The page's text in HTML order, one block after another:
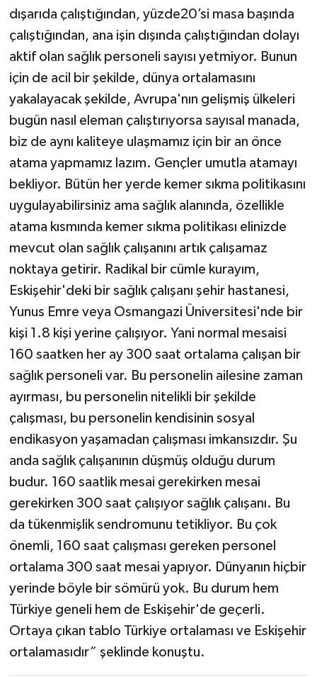
dışarıda çalıştığından, yüzde20’si masa başında
çalıştığından, ana işin dışında çalıştığından dolayı
aktif olan sağlık personeli sayısı yetmiyor. Bunun
için de acil bir şekilde, dünya ortalamasını
yakalayacak şekilde, Avrupa'nın gelişmiş ülkeleri
bugün nasıl eleman çalıştırıyorsa sayısal manada,
biz de aynı kaliteye ulaşmamız için bir an önce
atama yapmamız lazım. Gençler umutla atamayı
bekliyor. Bütün her yerde kemer sıkma politikasını
uygulayabilirsiniz ama sağlık alanında, özellikle
atama kısmında kemer sıkma politikası elinizde
mevcut olan sağlık çalışanını artık çalışamaz
noktaya getirir. Radikal bir cümle kurayım,
Eskişehir'deki bir sağlık çalışanı şehir hastanesi,
Yunus Emre veya Osmangazi Üniversitesi'nde bir
kişi 1.8 kişi yerine çalışıyor. Yani normal mesaisi
160 saatken her ay 300 saat ortalama çalışan bir
sağlık personeli var. Bu personelin ailesine zaman
ayırması, bu personelin nitelikli bir şekilde
çalışması, bu personelin kendisinin sosyal
endikasyon yaşamadan çalışması imkansızdır. Şu
anda sağlık çalışanının düşmüş olduğu durum
budur. 160 saatlik mesai gerekirken mesai
gerekirken 300 saat çalışıyor sağlık çalışanı. Bu
da tükenmişlik sendromunu tetikliyor. Bu çok
önemli, 160 saat çalışması gereken personel
ortalama 300 saat mesai yapıyor. Dünyanın hiçbir
yerinde böyle bir sömürü yok. ​Bu durum hem
Türkiye geneli hem de Eskişehir'de geçerli.
Ortaya çıkan tablo Türkiye ortalaması ve Eskişehir
ortalamasıdır” şeklinde konuştu.